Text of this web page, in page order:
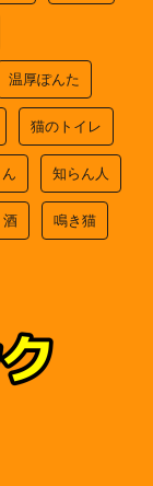
温厚ぽんた
猫のトイレ
知らん人
酒 鳴き猫